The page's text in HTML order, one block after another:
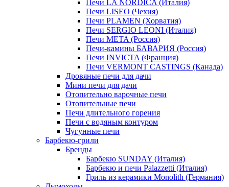
Печи LA NORDICA (Италия)
Печи LISEO (Чехия)
Печи PLAMEN (Хорватия)
Печи SERGIO LEONI (Италия)
Печи META (Россия)
Печи-камины БАВАРИЯ (Россия)
Печи INVICTA (Франция)
Печи VERMONT CASTINGS (Канада)
Дровяные печи для дачи
Мини печи для дачи
Отопительно варочные печи
Отопительные печи
Печи длительного горения
Печи с водяным контуром
Чугунные печи
Барбекю-грили
Бренды
Барбекю SUNDAY (Италия)
Барбекю и печи Palazzetti (Италия)
Гриль из керамики Monolith (Германия)